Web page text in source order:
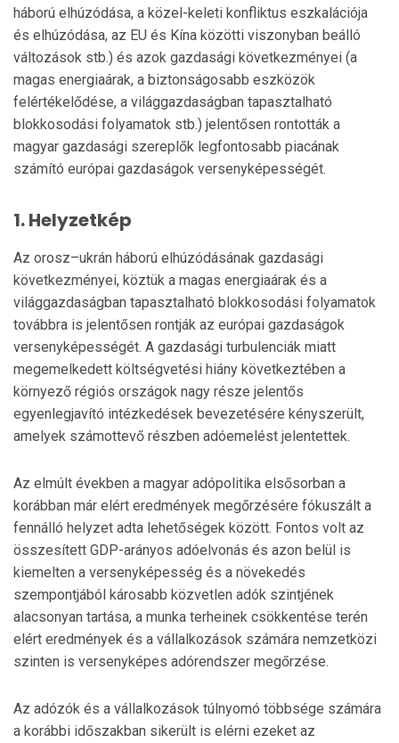
háború elhúzódása, a közel-keleti konfliktus eszkalációja
és elhúzódása, az EU és Kína közötti viszonyban beálló
változások stb.) és azok gazdasági következményei (a
magas energiaárak, a biztonságosabb eszközök
felértékelődése, a világgazdaságban tapasztalható
blokkosodási folyamatok stb.) jelentősen rontották a
magyar gazdasági szereplők legfontosabb piacának
számító európai gazdaságok versenyképességét.
1. Helyzetkép
Az orosz–ukrán háború elhúzódásának gazdasági
következményei, köztük a magas energiaárak és a
világgazdaságban tapasztalható blokkosodási folyamatok
továbbra is jelentősen rontják az európai gazdaságok
versenyképességét. A gazdasági turbulenciák miatt
megemelkedett költségvetési hiány következtében a
környező régiós országok nagy része jelentős
egyenlegjavító intézkedések bevezetésére kényszerült,
amelyek számottevő részben adóemelést jelentettek.
Az elmúlt években a magyar adópolitika elsősorban a
korábban már elért eredmények megőrzésére fókuszált a
fennálló helyzet adta lehetőségek között. Fontos volt az
összesített GDP-arányos adóelvonás és azon belül is
kiemelten a versenyképesség és a növekedés
szempontjából károsabb közvetlen adók szintjének
alacsonyan tartása, a munka terheinek csökkentése terén
elért eredmények és a vállalkozások számára nemzetközi
szinten is versenyképes adórendszer megőrzése.
Az adózók és a vállalkozások túlnyomó többsége számára
a korábbi időszakban sikerült is elérni ezeket az